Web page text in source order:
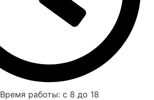
Время работы: с 8 до 18